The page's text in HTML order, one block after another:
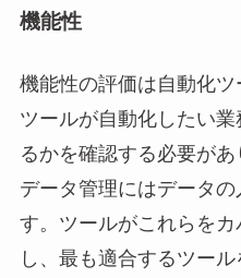
機能性
機能性の評価は自動化ツ
ツールが自動化したい
るかを確認する必要が
データ管理にはデータ
す。ツールがこれらを
し、最も適合するツール